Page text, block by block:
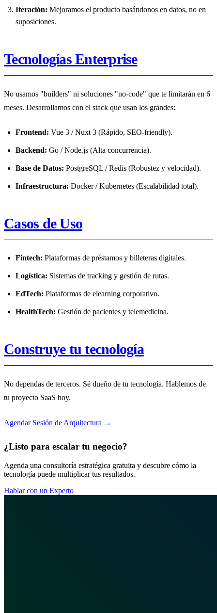
Iteración: Mejoramos el producto basándonos en datos, no en
suposiciones.
Tecnologías Enterprise
No usamos "builders" ni soluciones "no-code" que te limitarán en 6
meses. Desarrollamos con el stack que usan los grandes:
Frontend: Vue 3 / Nuxt 3 (Rápido, SEO-friendly).
Backend: Go / Node.js (Alta concurrencia).
Base de Datos: PostgreSQL / Redis (Robustez y velocidad).
Infraestructura: Docker / Kubernetes (Escalabilidad total).
Casos de Uso
Fintech: Plataformas de préstamos y billeteras digitales.
Logística: Sistemas de tracking y gestión de rutas.
EdTech: Plataformas de elearning corporativo.
HealthTech: Gestión de pacientes y telemedicina.
Construye tu tecnología
No dependas de terceros. Sé dueño de tu tecnología. Hablemos de
tu proyecto SaaS hoy.
Agendar Sesión de Arquitectura →
¿Listo para escalar tu negocio?
Agenda una consultoría estratégica gratuita y descubre cómo la
tecnología puede multiplicar tus resultados.
Hablar con un Experto